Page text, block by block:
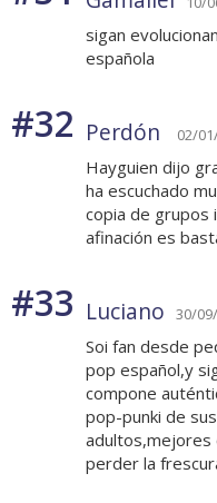
sigan
española
#32 Perdón 02/
Hayguien dijo
ha escuchado
copia de grupos
afinación es
#33 Luciano 30/
Soi fan desde
pop español,y
compone
pop-punki de
adultos,mejores
perder la